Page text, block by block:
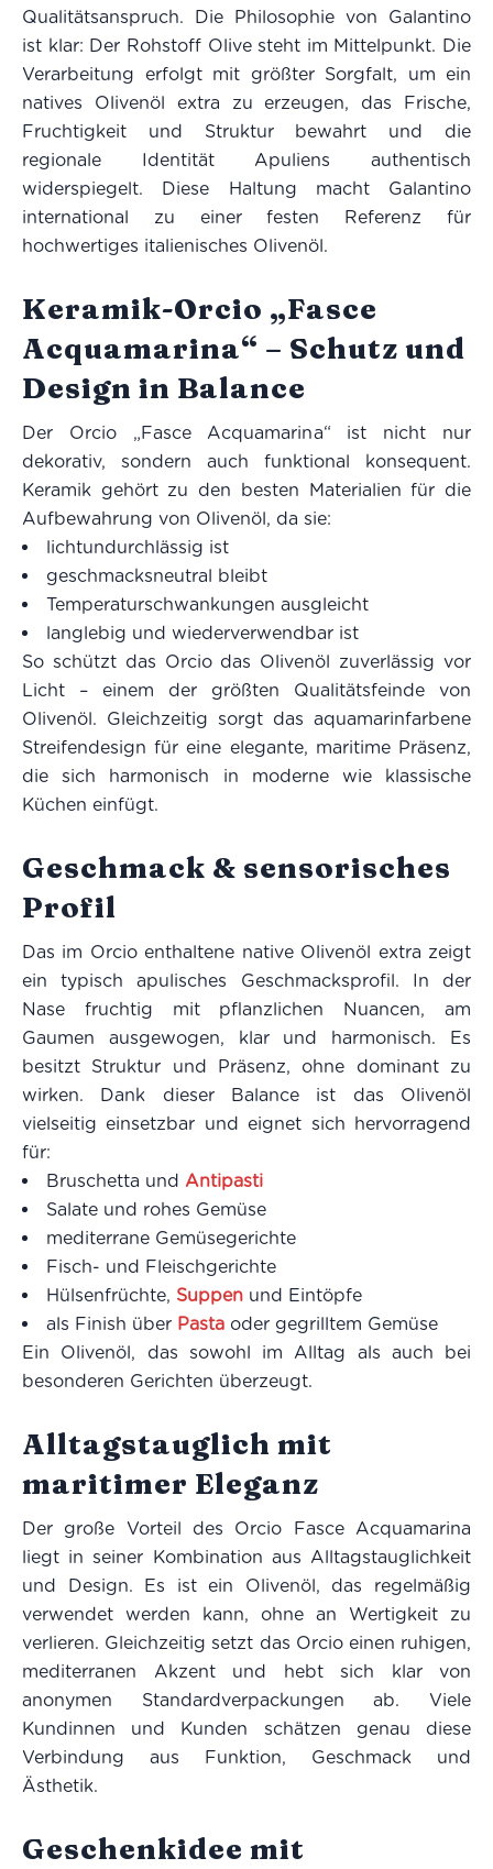
Qualitätsanspruch. Die Philosophie von Galantino
ist klar: Der Rohstoff Olive steht im Mittelpunkt. Die
Verarbeitung erfolgt mit größter Sorgfalt, um ein
natives Olivenöl extra zu erzeugen, das Frische,
Fruchtigkeit und Struktur bewahrt und die
regionale Identität Apuliens authentisch
widerspiegelt. Diese Haltung macht Galantino
international zu einer festen Referenz für
hochwertiges italienisches Olivenöl.
Keramik-Orcio „Fasce
Acquamarina“ – Schutz und
Design in Balance
Der Orcio „Fasce Acquamarina“ ist nicht nur
dekorativ, sondern auch funktional konsequent.
Keramik gehört zu den besten Materialien für die
Aufbewahrung von Olivenöl, da sie:
lichtundurchlässig ist
geschmacksneutral bleibt
Temperaturschwankungen ausgleicht
langlebig und wiederverwendbar ist
So schützt das Orcio das Olivenöl zuverlässig vor
Licht – einem der größten Qualitätsfeinde von
Olivenöl. Gleichzeitig sorgt das aquamarinfarbene
Streifendesign für eine elegante, maritime Präsenz,
die sich harmonisch in moderne wie klassische
Küchen einfügt.
Geschmack & sensorisches
Profil
Das im Orcio enthaltene native Olivenöl extra zeigt
ein typisch apulisches Geschmacksprofil. In der
Nase fruchtig mit pflanzlichen Nuancen, am
Gaumen ausgewogen, klar und harmonisch. Es
besitzt Struktur und Präsenz, ohne dominant zu
wirken. Dank dieser Balance ist das Olivenöl
vielseitig einsetzbar und eignet sich hervorragend
für:
Bruschetta und Antipasti
Salate und rohes Gemüse
mediterrane Gemüsegerichte
Fisch- und Fleischgerichte
Hülsenfrüchte, Suppen und Eintöpfe
als Finish über Pasta oder gegrilltem Gemüse
Ein Olivenöl, das sowohl im Alltag als auch bei
besonderen Gerichten überzeugt.
Alltagstauglich mit
maritimer Eleganz
Der große Vorteil des Orcio Fasce Acquamarina
liegt in seiner Kombination aus Alltagstauglichkeit
und Design. Es ist ein Olivenöl, das regelmäßig
verwendet werden kann, ohne an Wertigkeit zu
verlieren. Gleichzeitig setzt das Orcio einen ruhigen,
mediterranen Akzent und hebt sich klar von
anonymen Standardverpackungen ab. Viele
Kundinnen und Kunden schätzen genau diese
Verbindung aus Funktion, Geschmack und
Ästhetik.
Geschenkidee mit